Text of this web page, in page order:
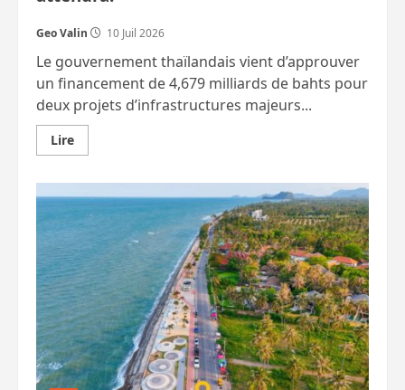
Geo Valin 10 Juil 2026
Le gouvernement thaïlandais vient d’approuver
un financement de 4,679 milliards de bahts pour
deux projets d’infrastructures majeurs...
LireEn
savoir
ponts
Koh
et
Songkhla
financés
par
la
BM.
Le
pont
terrestre
attendra.